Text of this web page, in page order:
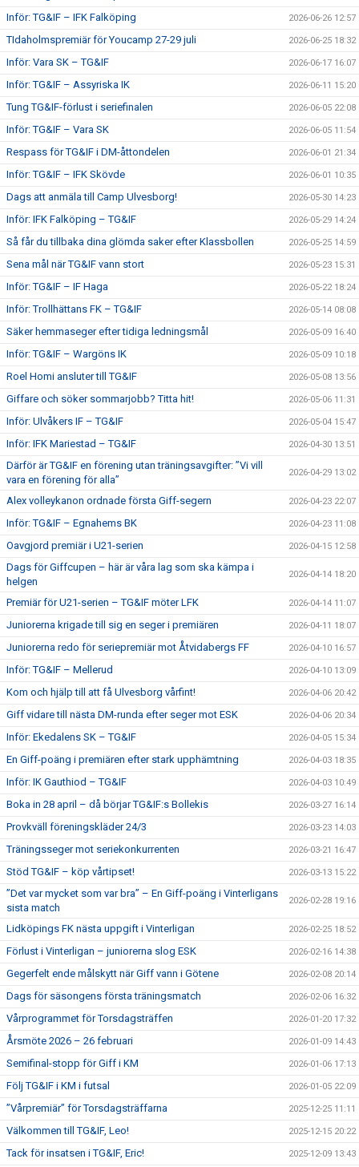
Inför: TG&IF – IFK Falköping 2026-06-26 12:57
TIdaholmspremiär för Youcamp 27-29 juli 2026-06-25 18:32
Inför: Vara SK – TG&IF 2026-06-17 16:07
Inför: TG&IF – Assyriska IK 2026-06-11 15:20
Tung TG&IF-förlust i seriefinalen 2026-06-05 22:08
Inför: TG&IF – Vara SK 2026-06-05 11:54
Respass för TG&IF i DM-åttondelen 2026-06-01 21:34
Inför: TG&IF – IFK Skövde 2026-06-01 10:35
Dags att anmäla till Camp Ulvesborg! 2026-05-30 14:23
Inför: IFK Falköping – TG&IF 2026-05-29 14:24
Så får du tillbaka dina glömda saker efter Klassbollen 2026-05-25 14:59
Sena mål när TG&IF vann stort 2026-05-23 15:31
Inför: TG&IF – IF Haga 2026-05-22 18:24
Inför: Trollhättans FK – TG&IF 2026-05-14 08:08
Säker hemmaseger efter tidiga ledningsmål 2026-05-09 16:40
Inför: TG&IF – Wargöns IK 2026-05-09 10:18
Roel Homi ansluter till TG&IF 2026-05-08 13:56
Giffare och söker sommarjobb? Titta hit! 2026-05-06 11:31
Inför: Ulvåkers IF – TG&IF 2026-05-04 15:47
Inför: IFK Mariestad – TG&IF 2026-04-30 13:51
Därför är TG&IF en förening utan träningsavgifter: ”Vi vill
vara en förening för alla”
2026-04-29 13:02
Alex volleykanon ordnade första Giff-segern 2026-04-23 22:07
Inför: TG&IF – Egnahems BK 2026-04-23 11:08
Oavgjord premiär i U21-serien 2026-04-15 12:58
Dags för Giffcupen – här är våra lag som ska kämpa i
helgen
2026-04-14 18:20
Premiär för U21-serien – TG&IF möter LFK 2026-04-14 11:07
Juniorerna krigade till sig en seger i premiären 2026-04-11 18:07
Juniorerna redo för seriepremiär mot Åtvidabergs FF 2026-04-10 16:57
Inför: TG&IF – Mellerud 2026-04-10 13:09
Kom och hjälp till att få Ulvesborg vårfint! 2026-04-06 20:42
Giff vidare till nästa DM-runda efter seger mot ESK 2026-04-06 20:34
Inför: Ekedalens SK – TG&IF 2026-04-05 15:34
En Giff-poäng i premiären efter stark upphämtning 2026-04-03 18:35
Inför: IK Gauthiod – TG&IF 2026-04-03 10:49
Boka in 28 april – då börjar TG&IF:s Bollekis 2026-03-27 16:14
Provkväll föreningskläder 24/3 2026-03-23 14:03
Träningsseger mot seriekonkurrenten 2026-03-21 16:47
Stöd TG&IF – köp vårtipset! 2026-03-13 15:22
”Det var mycket som var bra” – En Giff-poäng i Vinterligans
sista match
2026-02-28 19:16
Lidköpings FK nästa uppgift i Vinterligan 2026-02-25 18:52
Förlust i Vinterligan – juniorerna slog ESK 2026-02-16 14:38
Gegerfelt ende målskytt när Giff vann i Götene 2026-02-08 20:14
Dags för säsongens första träningsmatch 2026-02-06 16:32
Vårprogrammet för Torsdagsträffen 2026-01-20 17:32
Årsmöte 2026 – 26 februari 2026-01-09 14:43
Semifinal-stopp för Giff i KM 2026-01-06 17:13
Följ TG&IF i KM i futsal 2026-01-05 22:09
”Vårpremiär” för Torsdagsträffarna 2025-12-25 11:11
Välkommen till TG&IF, Leo! 2025-12-15 20:22
Tack för insatsen i TG&IF, Eric! 2025-12-09 13:43